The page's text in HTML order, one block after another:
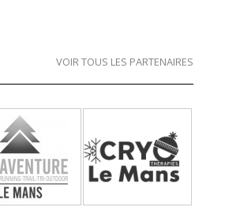
VOIR TOUS LES PARTENAIRES